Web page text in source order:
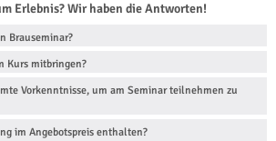
Erlebnis? Wir haben die Antworten!
Brauseminar?
Kurs mitbringen?
Vorkenntnisse, um am Seminar teilnehmen zu
im Angebotspreis enthalten?